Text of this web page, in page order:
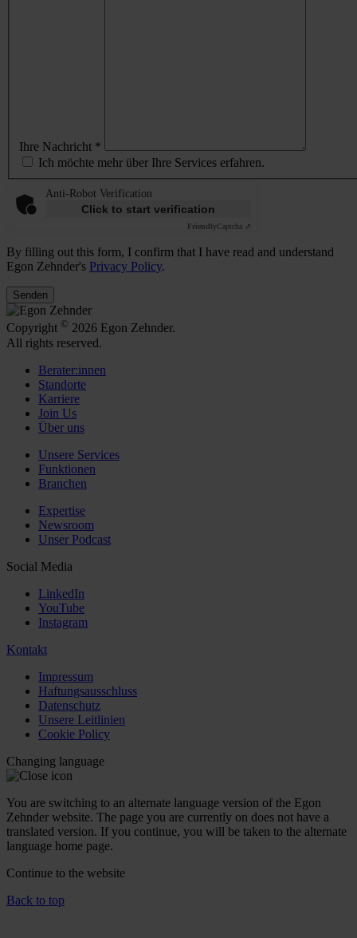
Ihre Nachricht *
Ich möchte mehr über Ihre Services erfahren.
Anti-Robot Verification
Click to start verification
FriendlyCaptcha ⇗
By filling out this form, I confirm that I have read and understand
Egon Zehnder's Privacy Policy.
Senden
Copyright © 2026 Egon Zehnder.
All rights reserved.
Berater:innen
Standorte
Karriere
Join Us
Über uns
Unsere Services
Funktionen
Branchen
Expertise
Newsroom
Unser Podcast
Social Media
LinkedIn
YouTube
Instagram
Kontakt
Impressum
Haftungsausschluss
Datenschutz
Unsere Leitlinien
Cookie Policy
Changing language
You are switching to an alternate language version of the Egon
Zehnder website. The page you are currently on does not have a
translated version. If you continue, you will be taken to the alternate
language home page.
Continue to the website
Back to top